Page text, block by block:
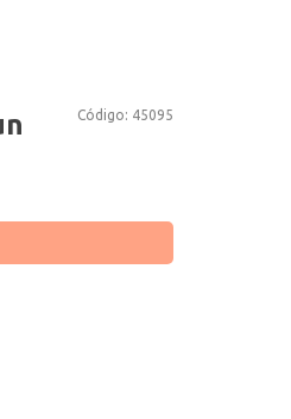
Código: 45095